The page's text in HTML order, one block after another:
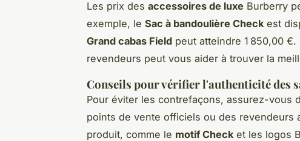
Les prix des accessoires de luxe Burberry
exemple, le Sac à bandoulière Check est
Grand cabas Field peut atteindre 1 850,00
revendeurs peut vous aider à trouver la
Conseils pour vérifier l'authenticité des
Pour éviter les contrefaçons, assurez-vous
points de vente officiels ou des revendeurs
produit, comme le motif Check et les logos